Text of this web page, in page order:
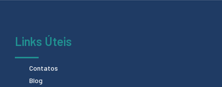
Links Úteis
Contatos
Blog